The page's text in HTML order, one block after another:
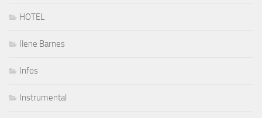
HOTEL
Ilene Barnes
Infos
Instrumental